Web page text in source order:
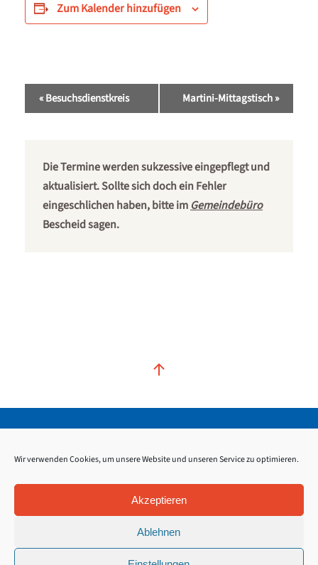
Wir verwenden Cookies, um unsere Website und unseren Service zu optimieren.
Akzeptieren
Ablehnen
Zum Kalender hinzufügen
Veranstaltung-
Navigation
«Besuchsdienstkreis Martini-Mittagstisch»
Die Termine werden sukzessive eingepflegt und
aktualisiert. Sollte sich doch ein Fehler
eingeschlichen haben, bitte im Gemeindebüro
Bescheid sagen.